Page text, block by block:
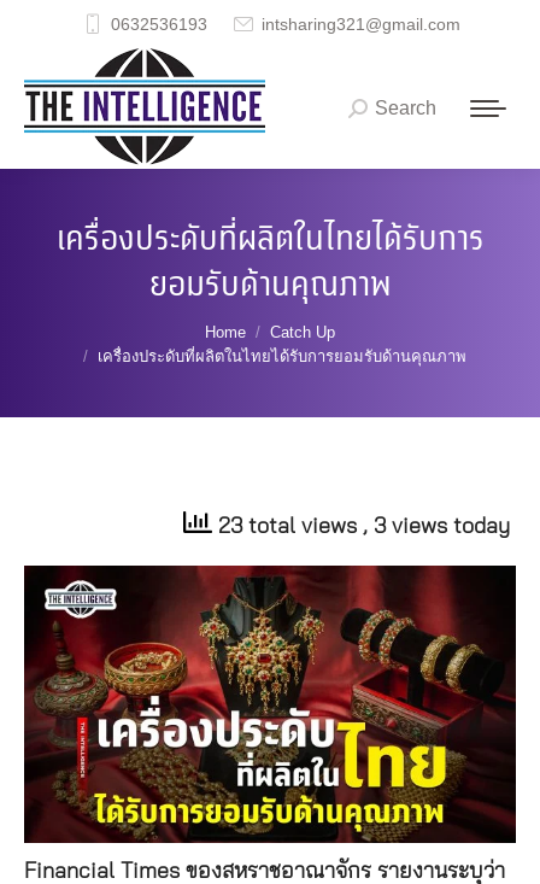
0632536193 intsharing321@gmail.com
Search:
Search
เครื่องประดับที่ผลิตในไทยได้รับการ
ยอมรับด้านคุณภาพ
Home
Catch Up
เครื่องประดับที่ผลิตในไทยได้รับการยอมรับด้านคุณภาพ
23 total views , 3 views today
Financial Times ของสหราชอาณาจักร รายงานระบุว่า